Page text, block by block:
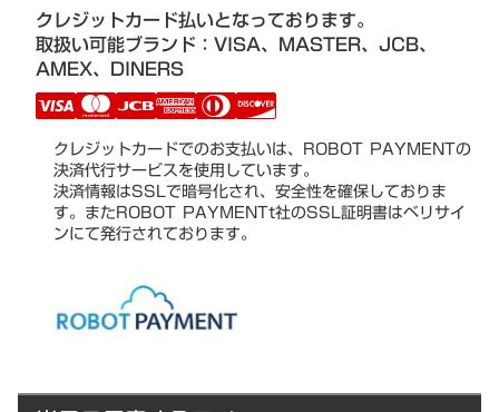
クレジットカード払いとなっております。
取扱い可能ブランド：VISA、MASTER、JCB、
AMEX、DINERS
クレジットカードでのお支払いは、ROBOT PAYMENTの
決済代行サービスを使用しています。
決済情報はSSLで暗号化され、安全性を確保しておりま
す。またROBOT PAYMENTt社のSSL証明書はベリサイ
ンにて発行されております。